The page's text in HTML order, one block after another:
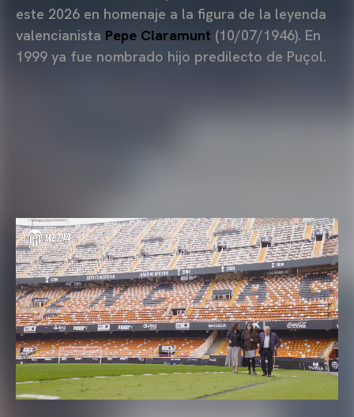
este 2026 en homenaje a la figura de la leyenda
valencianista Pepe Claramunt (10/07/1946). En
1999 ya fue nombrado hijo predilecto de Puçol.